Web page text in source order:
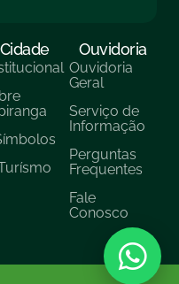
Cidade Ouvidoria
Ouvidoria
Geral
Serviço de
Informação
Perguntas
Frequentes
Fale
Conosco